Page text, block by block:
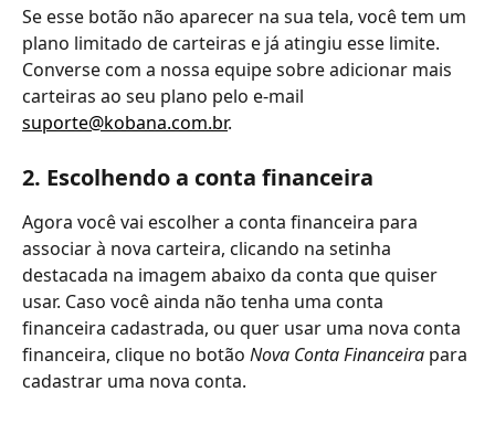
Se esse botão não aparecer na sua tela, você tem um
plano limitado de carteiras e já atingiu esse limite.
Converse com a nossa equipe sobre adicionar mais
carteiras ao seu plano pelo e-mail
suporte@kobana.com.br.
2. Escolhendo a conta financeira
Agora você vai escolher a conta financeira para
associar à nova carteira, clicando na setinha
destacada na imagem abaixo da conta que quiser
usar. Caso você ainda não tenha uma conta
financeira cadastrada, ou quer usar uma nova conta
financeira, clique no botão Nova Conta Financeira para
cadastrar uma nova conta.